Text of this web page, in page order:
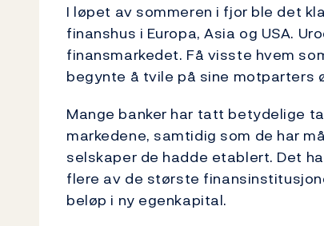
I løpet av sommeren i fjor ble det
finanshus i Europa, Asia og USA.
finansmarkedet. Få visste hvem
begynte å tvile på sine motparters
Mange banker har tatt betydelige
markedene, samtidig som de har
selskaper de hadde etablert. Det
flere av de største
beløp i ny egenkapital.